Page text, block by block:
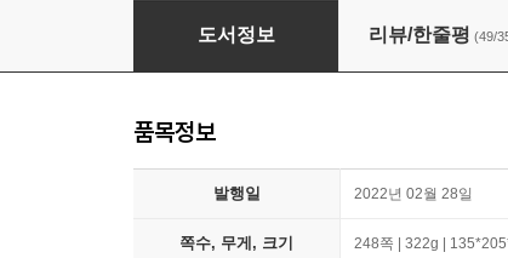
울다가 웃었다
도서정보 리뷰/한줄평 (49/
품목정보
발행일 2022년 02월 28일
쪽수, 무게, 크기 248쪽 | 322g |